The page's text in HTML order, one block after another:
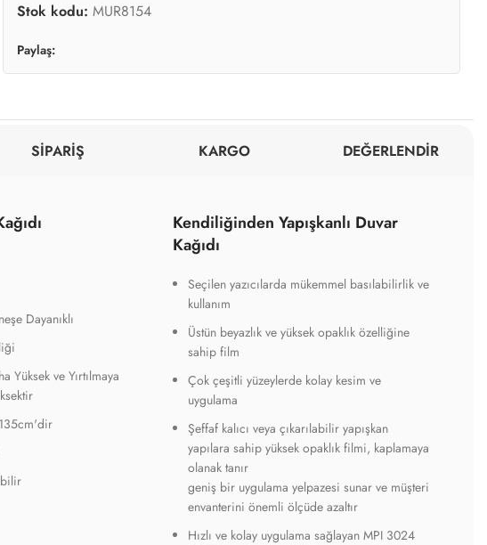
Stok kodu:MUR8154
Paylaş:
SİPARİŞ KARGO DEĞERLENDİR
Dayanıklı
Yüksek ve Yırtılmaya
Kendiliğinden Yapışkanlı Duvar
Kağıdı
Seçilen yazıcılarda mükemmel basılabilirlik ve
kullanım
Üstün beyazlık ve yüksek opaklık özelliğine
sahip film
Çok çeşitli yüzeylerde kolay kesim ve
uygulama
Şeffaf kalıcı veya çıkarılabilir yapışkan
yapılara sahip yüksek opaklık filmi, kaplamaya
olanak tanır
geniş bir uygulama yelpazesi sunar ve müşteri
envanterini önemli ölçüde azaltır
Hızlı ve kolay uygulama sağlayan MPI 3024